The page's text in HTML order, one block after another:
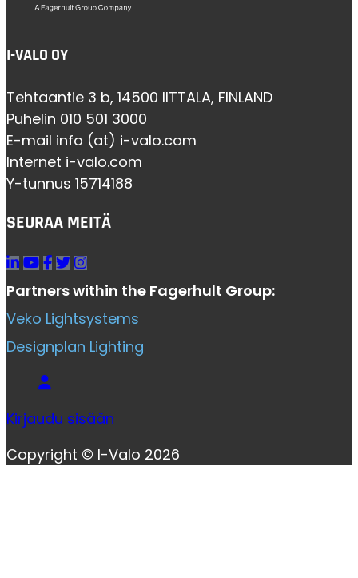
I-VALO OY
Tehtaantie 3 b, 14500 IITTALA, FINLAND
Puhelin 010 501 3000
E-mail info (at) i-valo.com
Internet i-valo.com
Y-tunnus 15714188
SEURAA MEITÄ
Partners within the Fagerhult Group:
Veko Lightsystems
Designplan Lighting
Kirjaudu sisään
Copyright © I-Valo 2026